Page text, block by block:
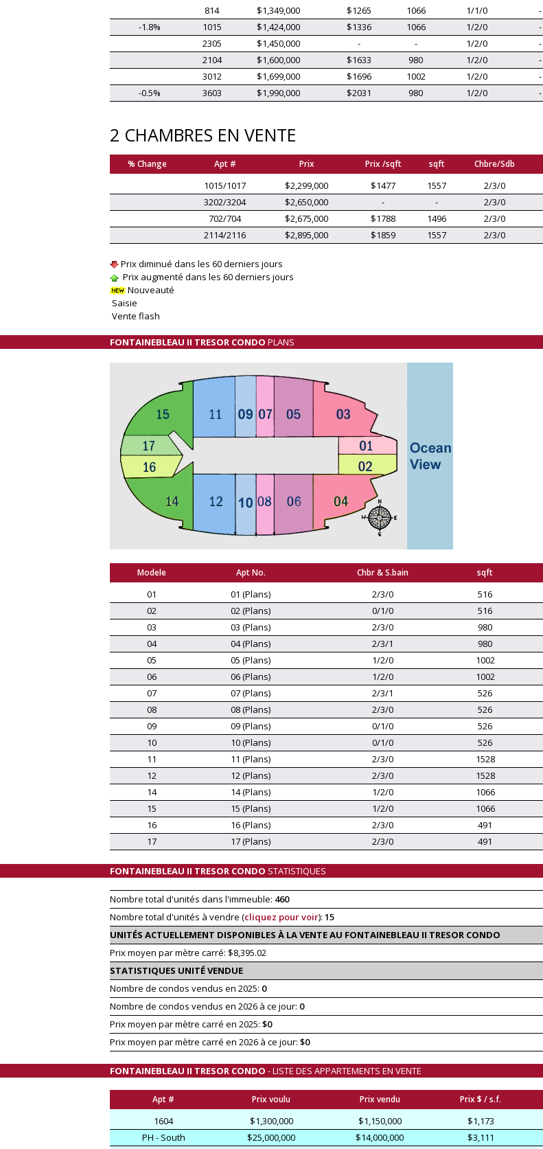
814 $1,349,000 $1265 1066 1/1/0 -
-1.8%
1015 $1,424,000 $1336 1066 1/2/0 -
2305
$1,450,000 - - 1/2/0 -
2104
$1,600,000 $1633 980 1/2/0 -
3012
$1,699,000 $1696 1002 1/2/0 -
-0.5%
3603 $1,990,000 $2031 980 1/2/0 -
2 CHAMBRES EN VENTE
% Change Apt # Prix Prix /sqft sqft Chbre/Sdb
1015/1017 $2,299,000 $1477 1557 2/3/0
3202/3204
$2,650,000 - - 2/3/0
702/704
$2,675,000 $1788 1496 2/3/0
2114/2116
$2,895,000 $1859 1557 2/3/0
Prix diminué dans les 60 derniers jours
Prix augmenté dans les 60 derniers jours
Nouveauté
Saisie
Vente flash
FONTAINEBLEAU II TRESOR CONDO PLANS
Modele Apt No. Chbr & S.bain sqft
01 01 (Plans) 2/3/0 516
02
02 (Plans) 0/1/0 516
03
03 (Plans) 2/3/0 980
04
04 (Plans) 2/3/1 980
05
05 (Plans) 1/2/0 1002
06
06 (Plans) 1/2/0 1002
07
07 (Plans) 2/3/1 526
08
08 (Plans) 2/3/0 526
09
09 (Plans) 0/1/0 526
10
10 (Plans) 0/1/0 526
11
11 (Plans) 2/3/0 1528
12
12 (Plans) 2/3/0 1528
14
14 (Plans) 1/2/0 1066
15
15 (Plans) 1/2/0 1066
16
16 (Plans) 2/3/0 491
17
17 (Plans) 2/3/0 491
FONTAINEBLEAU II TRESOR CONDO STATISTIQUES
Nombre total d'unités dans l'immeuble: 460
Nombre total d'unités à vendre (cliquez pour voir): 15
UNITÉS ACTUELLEMENT DISPONIBLES À LA VENTE AU FONTAINEBLEAU II TRESOR CONDO
Prix moyen par mètre carré: $8,395.02
STATISTIQUES UNITÉ VENDUE
Nombre de condos vendus en 2025: 0
Nombre de condos vendus en 2026 à ce jour: 0
Prix moyen par mètre carré en 2025: $0
Prix moyen par mètre carré en 2026 à ce jour: $0
FONTAINEBLEAU II TRESOR CONDO - LISTE DES APPARTEMENTS EN VENTE
Apt # Prix voulu Prix vendu Prix $ / s.f.
1604 $1,300,000 $1,150,000 $1,173
PH - South
$25,000,000 $14,000,000 $3,111